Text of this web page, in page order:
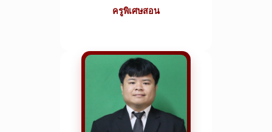
ครูพิเศษสอน